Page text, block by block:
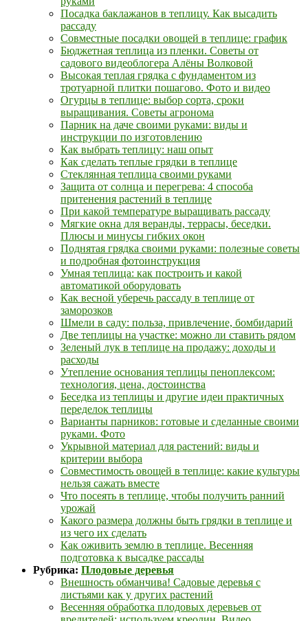
Посадка баклажанов в теплицу. Как высадить
рассаду
Совместные посадки овощей в теплице: график
Бюджетная теплица из пленки. Советы от
садового видеоблогера Алёны Волковой
Высокая теплая грядка с фундаментом из
тротуарной плитки пошагово. Фото и видео
Огурцы в теплице: выбор сорта, сроки
выращивания. Советы агронома
Парник на даче своими руками: виды и
инструкции по изготовлению
Как выбрать теплицу: наш опыт
Как сделать теплые грядки в теплице
Стеклянная теплица своими руками
Защита от солнца и перегрева: 4 способа
притенения растений в теплице
При какой температуре выращивать рассаду
Мягкие окна для веранды, террасы, беседки.
Плюсы и минусы гибких окон
Поднятая грядка своими руками: полезные советы
и подробная фотоинструкция
Умная теплица: как построить и какой
автоматикой оборудовать
Как весной уберечь рассаду в теплице от
заморозков
Шмели в саду: польза, привлечение, бомбидарий
Две теплицы на участке: можно ли ставить рядом
Зеленый лук в теплице на продажу: доходы и
расходы
Утепление основания теплицы пеноплексом:
технология, цена, достоинства
Беседка из теплицы и другие идеи практичных
переделок теплицы
Варианты парников: готовые и сделанные своими
руками. Фото
Укрывной материал для растений: виды и
критерии выбора
Совместимость овощей в теплице: какие культуры
нельзя сажать вместе
Что посеять в теплице, чтобы получить ранний
урожай
Какого размера должны быть грядки в теплице и
из чего их сделать
Как оживить землю в теплице. Весенняя
подготовка к высадке рассады
Рубрика: Плодовые деревья
Внешность обманчива! Садовые деревья с
листьями как у других растений
Весенняя обработка плодовых деревьев от